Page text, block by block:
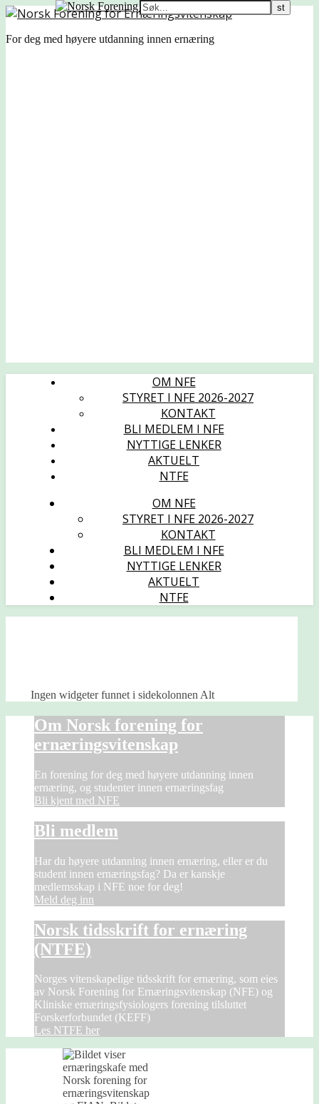
For deg med høyere utdanning innen ernæring
OM NFE
STYRET I NFE 2026-2027
KONTAKT
BLI MEDLEM I NFE
NYTTIGE LENKER
AKTUELT
NTFE
OM NFE
STYRET I NFE 2026-2027
KONTAKT
BLI MEDLEM I NFE
NYTTIGE LENKER
AKTUELT
NTFE
Ingen widgeter funnet i sidekolonnen Alt
Om Norsk forening for
ernæringsvitenskap
En forening for deg med høyere utdanning innen
ernæring, og studenter innen ernæringsfag
Bli kjent med NFE
Bli medlem
Har du høyere utdanning innen ernæring, eller er du
student innen ernæringsfag? Da er kanskje
medlemsskap i NFE noe for deg!
Meld deg inn
Norsk tidsskrift for ernæring
(NTFE)
Norges vitenskapelige tidsskrift for ernæring, som eies
av Norsk Forening for Ernæringsvitenskap (NFE) og
Kliniske ernæringsfysiologers forening tilsluttet
Forskerforbundet (KEFF)
Les NTFE her